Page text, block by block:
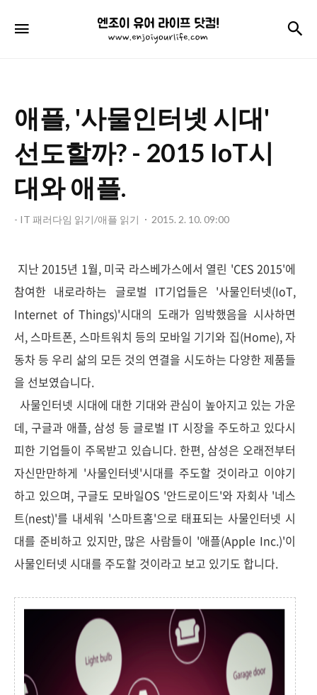
엔
조
어
라
이
닷
애플, '사물인터넷 시대'
선도할까? - 2015 IoT시
대와 애플.
- IT 패러다임 읽기/애플 읽기 2015. 2. 10. 09:00
지난 2015년 1월, 미국 라스베가스에서 열린 'CES 2015'에
참여한 내로라하는 글로벌 IT기업들은 '사물인터넷(IoT,
Internet of Things)'시대의 도래가 임박했음을 시사하면
서, 스마트폰, 스마트워치 등의 모바일 기기와 집(Home), 자
동차 등 우리 삶의 모든 것의 연결을 시도하는 다양한 제품들
을 선보였습니다.
사물인터넷 시대에 대한 기대와 관심이 높아지고 있는 가운
데, 구글과 애플, 삼성 등 글로벌 IT 시장을 주도하고 있다시
피한 기업들이 주목받고 있습니다. 한편, 삼성은 오래전부터
자신만만하게 '사물인터넷'시대를 주도할 것이라고 이야기
하고 있으며, 구글도 모바일OS '안드로이드'와 자회사 '네스
트(nest)'를 내세워 '스마트홈'으로 태표되는 사물인터넷 시
대를 준비하고 있지만, 많은 사람들이 '애플(Apple Inc.)'이
사물인터넷 시대를 주도할 것이라고 보고 있기도 합니다.